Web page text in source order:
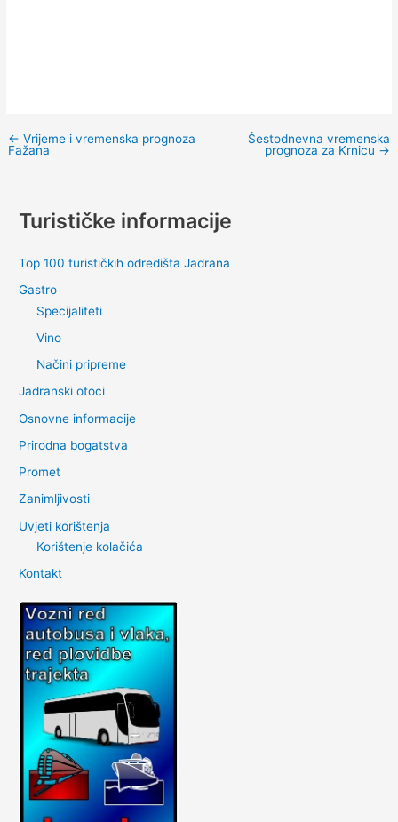
← Vrijeme i vremenska prognoza
Fažana
Šestodnevna vremenska
prognoza za Krnicu →
Turističke informacije
Top 100 turističkih odredišta Jadrana
Gastro
Specijaliteti
Vino
Načini pripreme
Jadranski otoci
Osnovne informacije
Prirodna bogatstva
Promet
Zanimljivosti
Uvjeti korištenja
Korištenje kolačića
Kontakt